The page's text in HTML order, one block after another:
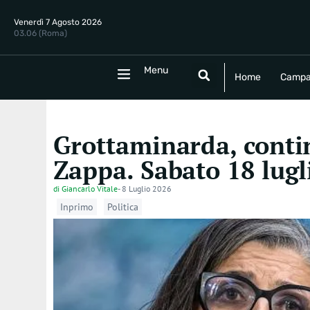
Venerdì 7 Agosto 2026
03.06 (Roma)
Menu
Home
Home Campania Politica
Grottaminarda,
Zappa. Sabato 18
di Giancarlo Vitale- 8 Luglio 2026
Inprimo Politica